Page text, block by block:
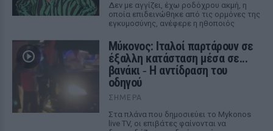
Δεν με αγγίζει, έχω ροδόχρου ακμή, η
οποία επιδεινώθηκε από τις ορμόνες της
εγκυμοσύνης, ανέφερε η ηθοποιός
Μύκονος: Ιταλοί παρτάρουν σε
έξαλλη κατάσταση μέσα σε...
βανάκι ‑ Η αντίδραση του
οδηγού
ΣΉΜΕΡΑ
Στα πλάνα που δημοσιεύει το Mykonos
live TV, οι επιβάτες φαίνονται να